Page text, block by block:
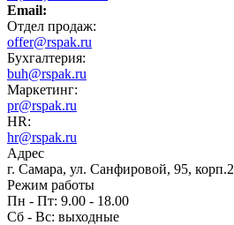
Email:
Отдел продаж:
offer@rspak.ru
Бухгалтерия:
buh@rspak.ru
Маркетинг:
pr@rspak.ru
HR:
hr@rspak.ru
Адрес
г. Самара, ул. Санфировой, 95, корп.2
Режим работы
Пн - Пт: 9.00 - 18.00
Сб - Вс: выходные